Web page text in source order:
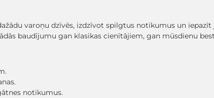
varoņu dzīvēs, izdzīvot spilgtus notikumus un iepazīt
baudījumu gan klasikas cienītājiem, gan mūsdienu
notikumus.